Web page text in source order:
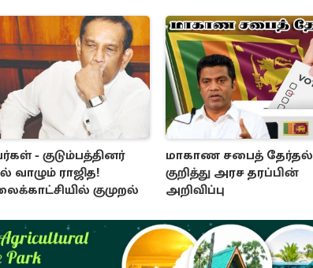
- குடும்பத்தினர்
வாழும் ராஜித!
குமுறல்
மாகாண சபைத் தேர்தல்
குறித்து அரச தரப்பின்
அறிவிப்பு